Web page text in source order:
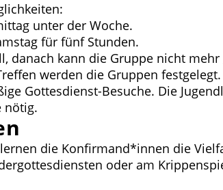
unter der Woche.
für fünf Stunden.
danach kann die Gruppe nicht
werden die Gruppen festgelegt.
Gottesdienst-Besuche. Die
nötig.
die Konfirmand*innen die
oder am